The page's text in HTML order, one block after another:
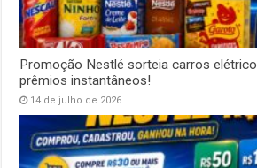
Promoção Nestlé sorteia carros
prêmios instantâneos!
14 de julho de 2026